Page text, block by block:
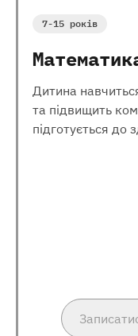
7-15 років
Дитина
та підвищить
підготується до